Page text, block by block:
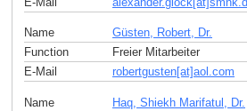
Name
Güsten, Robert, Dr.
Function
Freier Mitarbeiter
E-Mail
robertgusten[at]aol .com
Name
Haq, Shiekh Marifatul, Dr.